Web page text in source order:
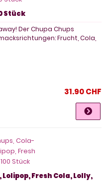
Stück
Der Chupa Chups
Frucht, Cola,
31.90 CHF
Fresh Cola, Lolly,